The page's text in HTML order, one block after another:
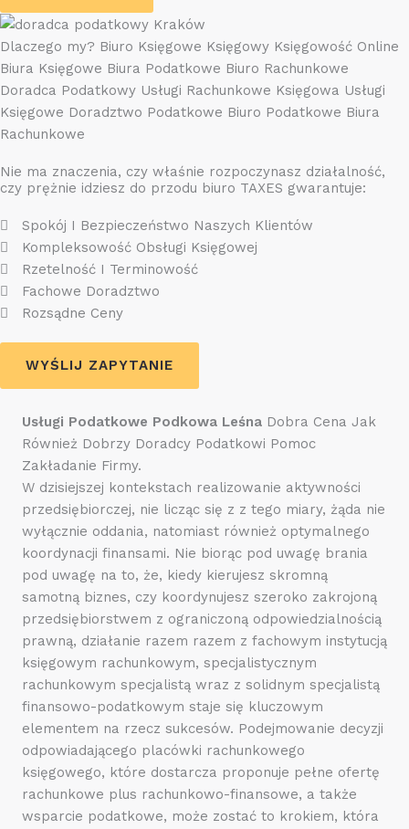
Dlaczego my? Biuro Księgowe Księgowy Księgowość Online
Biura Księgowe Biura Podatkowe Biuro Rachunkowe
Doradca Podatkowy Usługi Rachunkowe Księgowa Usługi
Księgowe Doradztwo Podatkowe Biuro Podatkowe Biura
Rachunkowe
Nie ma znaczenia, czy właśnie rozpoczynasz działalność,
czy prężnie idziesz do przodu biuro TAXES gwarantuje:
Spokój I Bezpieczeństwo Naszych Klientów
Kompleksowość Obsługi Księgowej
Rzetelność I Terminowość
Fachowe Doradztwo
Rozsądne Ceny
WYŚLIJ ZAPYTANIE
Usługi Podatkowe Podkowa Leśna Dobra Cena Jak
Również Dobrzy Doradcy Podatkowi Pomoc
Zakładanie Firmy.
W dzisiejszej kontekstach realizowanie aktywności
przedsiębiorczej, nie licząc się z z tego miary, żąda nie
wyłącznie oddania, natomiast również optymalnego
koordynacji finansami. Nie biorąc pod uwagę brania
pod uwagę na to, że, kiedy kierujesz skromną
samotną biznes, czy koordynujesz szeroko zakrojoną
przedsiębiorstwem z ograniczoną odpowiedzialnością
prawną, działanie razem razem z fachowym instytucją
księgowym rachunkowym, specjalistycznym
rachunkowym specjalistą wraz z solidnym specjalistą
finansowo-podatkowym staje się kluczowym
elementem na rzecz sukcesów. Podejmowanie decyzji
odpowiadającego placówki rachunkowego
księgowego, które dostarcza proponuje pełne ofertę
rachunkowe plus rachunkowo-finansowe, a także
wsparcie podatkowe, może zostać to krokiem, która